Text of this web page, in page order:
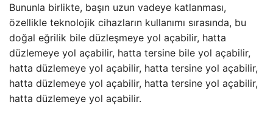
Bununla birlikte, başın uzun vadeye katlanması,
özellikle teknolojik cihazların kullanımı sırasında, bu
doğal eğrilik bile düzleşmeye yol açabilir, hatta
düzlemeye yol açabilir, hatta tersine bile yol açabilir,
hatta düzlemeye yol açabilir, hatta tersine yol açabilir,
hatta düzlemeye yol açabilir, hatta tersine yol açabilir,
hatta düzlemeye yol açabilir.